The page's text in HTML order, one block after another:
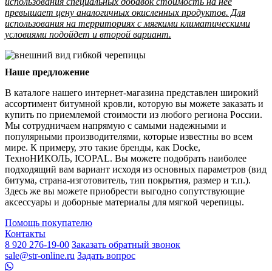
превышает цену аналогичных окисленных продуктов. Для
использования на территориях с мягкими климатическими
условиями подойдет и второй вариант.
Наше предложение
В каталоге нашего интернет-магазина представлен широкий
ассортимент битумной кровли, которую вы можете заказать и
купить по приемлемой стоимости из любого региона России.
Мы сотрудничаем напрямую с самыми надежными и
популярными производителями, которые известны во всем
мире. К примеру, это такие бренды, как Docke,
ТехноНИКОЛЬ, ICOPAL. Вы можете подобрать наиболее
подходящий вам вариант исходя из основных параметров (вид
битума, страна-изготовитель, тип покрытия, размер и т.п.).
Здесь же вы можете приобрести выгодно сопутствующие
аксессуары и доборные материалы для мягкой черепицы.
Помощь покупателю
Контакты
8 920 276-19-00 Заказать обратный звонок
sale@str-online.ru Задать вопрос